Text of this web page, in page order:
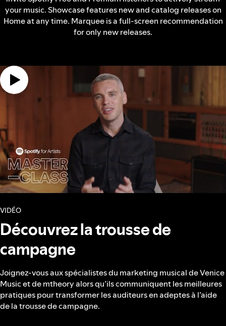
your music. Showcase features new and catalog releases on
Home at any time. Marquee is a full-screen recommendation
for only new releases.
VIDÉO
Découvrez la trousse de
campagne
Joignez-vous aux spécialistes du marketing musical de Venice
Music et de mtheory alors qu’ils communiquent les meilleures
pratiques pour transformer les auditeurs en adeptes à l’aide
de la trousse de campagne.